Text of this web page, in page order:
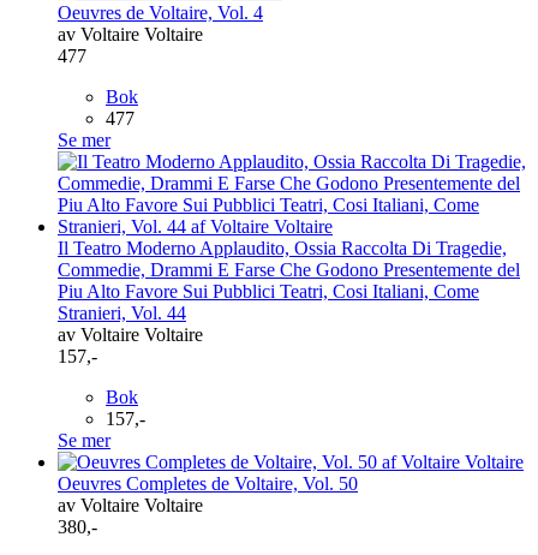
Oeuvres de Voltaire, Vol. 4
av Voltaire Voltaire
477
Bok
477
Se mer
Il Teatro Moderno Applaudito, Ossia Raccolta Di Tragedie,
Commedie, Drammi E Farse Che Godono Presentemente del
Piu Alto Favore Sui Pubblici Teatri, Cosi Italiani, Come
Stranieri, Vol. 44
av Voltaire Voltaire
157,-
Bok
157,-
Se mer
Oeuvres Completes de Voltaire, Vol. 50
av Voltaire Voltaire
380,-